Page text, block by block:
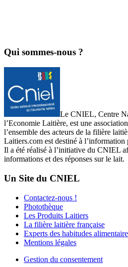
Qui sommes-nous ?
Le CNIEL, Centre
l’Economie Laitière, est une
l’ensemble des acteurs de la filière
Laitiers.com est destiné à l’information
Il a été réalisé à l’initiative du CNIEL
informations et des réponses sur le lait.
Un Site du CNIEL
Contactez-nous !
Photothèque
Les Produits Laitiers
La filière laitière française
Experts des habitudes
Mentions légales
Gestion du consentement